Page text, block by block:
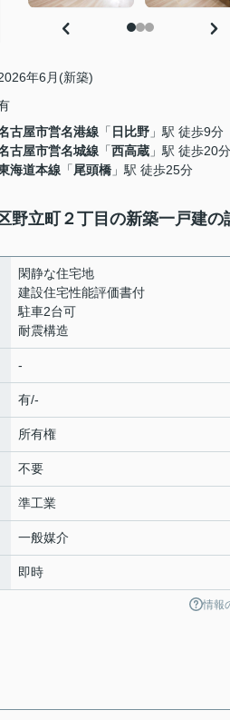
年6月(新築)
古屋市営名港線 「 日比野 」駅 徒歩9分
古屋市営名城線 「西高蔵 」駅 徒歩20分
海道本線 「尾頭橋 」駅 徒歩25分
野立町２丁目の新築一戸建の
閑静な住宅地
建設住宅性能評価書付
駐車2台可
耐震構造
-
有/-
所有権
不要
準工業
一般媒介
即時
情報